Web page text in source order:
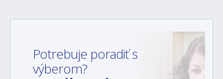
Potrebuje poradiť s
výberom?